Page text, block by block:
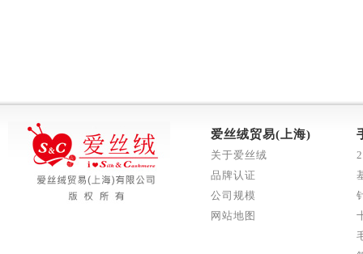
爱丝绒贸易(上海)
关于爱丝绒
品牌认证
公司规模
网站地图